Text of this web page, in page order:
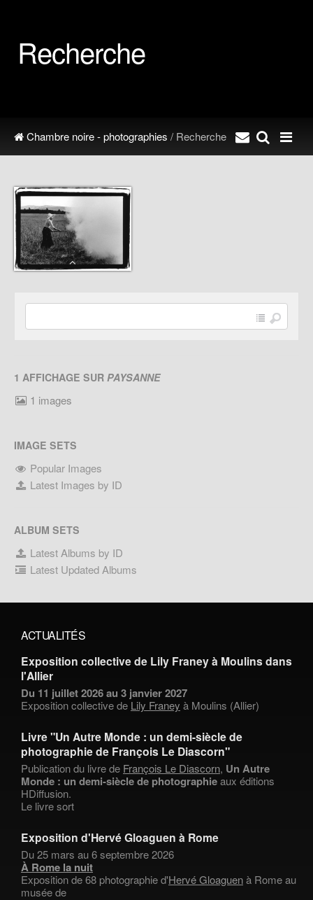
Recherche
Chambre noire - photographies / Recherche
1 AFFICHAGE SUR PAYSANNE
1 images
IMAGE SETS
Popular Images
Latest Images by ID
ALBUM SETS
Latest Albums by ID
Latest Updated Albums
ACTUALITÉS
Exposition collective de Lily Franey à Moulins dans
l'Allier
Du 11 juillet 2026 au 3 janvier 2027
Exposition collective de Lily Franey à Moulins (Allier)
Livre "Un Autre Monde : un demi-siècle de
photographie de François Le Diascorn"
Publication du livre de François Le Diascorn, Un Autre
Monde : un demi-siècle de photographieaux éditions
HDiffusion.
Le livre sort
Exposition d'Hervé Gloaguen à Rome
Du 25 mars au 6 septembre 2026
À Rome la nuit
Exposition de 68 photographie d'Hervé Gloaguenà Rome au
musée de